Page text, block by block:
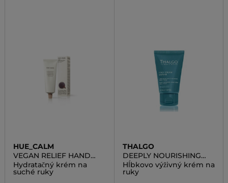
HUE_CALM
VEGAN RELIEF HAND
CREAM
Hydratačný krém na
suché ruky
THALGO
DEEPLY NOURISHING
HAND CREAM
Hĺbkovo výživný krém na
ruky